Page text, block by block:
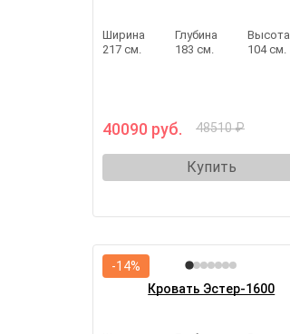
Ширина
217 см.
Глубина
183 см.
Высота
104 см.
40090 руб. 48510 ₽
Купить
Кровать Эстер-1600
-14%